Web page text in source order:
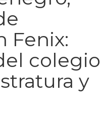
Fenix:
colegio
y